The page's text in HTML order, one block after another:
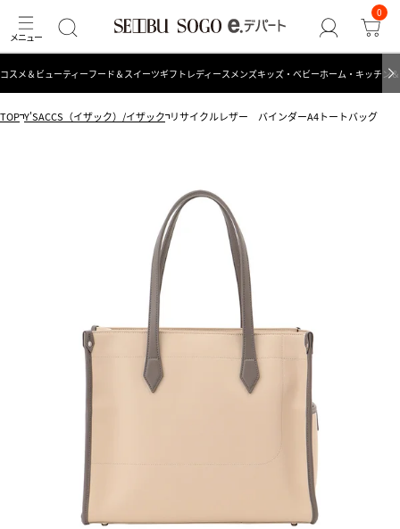
0
コスメ＆ビューティーフード＆スイーツギフト レディース メンズキッズ・ベビーホーム・キッチン
TOP Y'SACCS（イザック）/イザック リサイクルレザー バインダーA4トートバッグ